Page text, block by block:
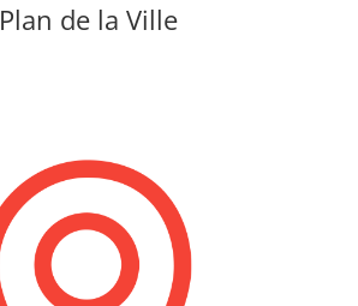
Plan de la Ville